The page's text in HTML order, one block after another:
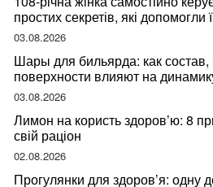
простих секретів, які допомогли
03.08.2026
Шары для бильярда: как состав,
поверхности влияют на
03.08.2026
Лимон на користь здоров’ю: 8
свій раціон
02.08.2026
Прогулянки для здоров’я: одну